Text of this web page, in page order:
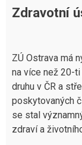
Zdravotní
ZÚ Ostrava má
na více než 20-
druhu v ČR a
poskytovaných
se stal
zdraví a